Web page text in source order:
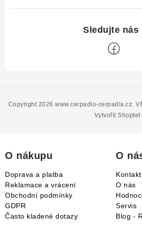
Vytvořil Shoptet
Copyright 2026www.cerpadlo-cerpadla.cz.
O nákupu
Doprava a platba
Reklamace a vrácení
Obchodní podmínky
GDPR
Často kladené dotazy
O
Kontakt
O nás
Servis
Blog -